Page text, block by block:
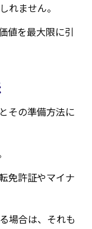
れません。
値を最大限に引
その準備方法に
免許証やマイナ
場合は、それも